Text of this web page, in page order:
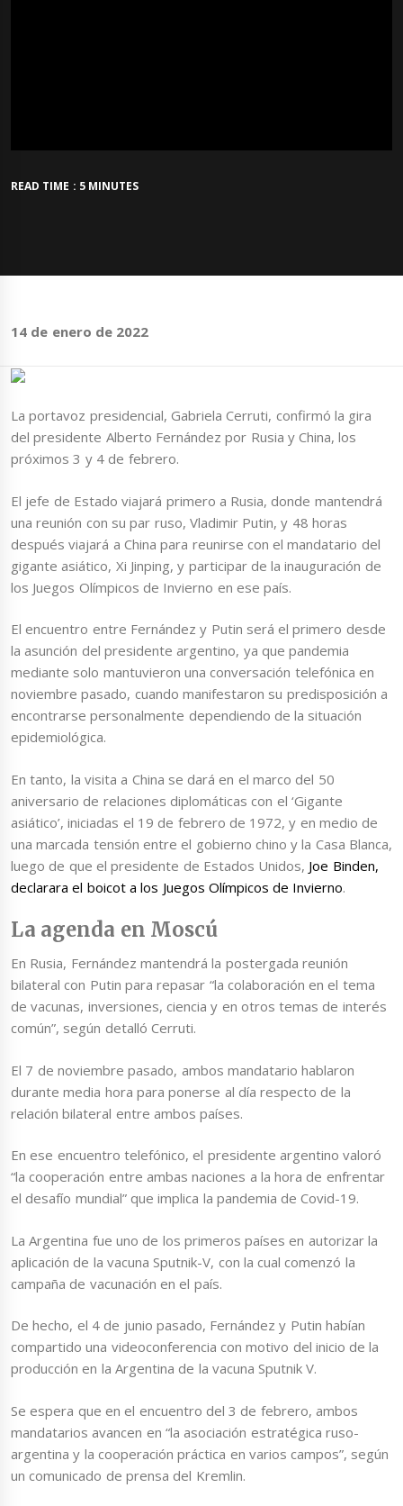
READ TIME : 5 MINUTES
14 de enero de 2022
La portavoz presidencial, Gabriela Cerruti, confirmó la gira
del presidente Alberto Fernández por Rusia y China, los
próximos 3 y 4 de febrero.
El jefe de Estado viajará primero a Rusia, donde mantendrá
una reunión con su par ruso, Vladimir Putin, y 48 horas
después viajará a China para reunirse con el mandatario del
gigante asiático, Xi Jinping, y participar de la inauguración de
los Juegos Olímpicos de Invierno en ese país.
El encuentro entre Fernández y Putin será el primero desde
la asunción del presidente argentino, ya que pandemia
mediante solo mantuvieron una conversación telefónica en
noviembre pasado, cuando manifestaron su predisposición a
encontrarse personalmente dependiendo de la situación
epidemiológica.
En tanto, la visita a China se dará en el marco del 50
aniversario de relaciones diplomáticas con el ‘Gigante
asiático’, iniciadas el 19 de febrero de 1972, y en medio de
una marcada tensión entre el gobierno chino y la Casa Blanca,
luego de que el presidente de Estados Unidos, Joe Binden,
declarara el boicot a los Juegos Olímpicos de Invierno.
La agenda en Moscú
En Rusia, Fernández mantendrá la postergada reunión
bilateral con Putin para repasar “la colaboración en el tema
de vacunas, inversiones, ciencia y en otros temas de interés
común”, según detalló Cerruti.
El 7 de noviembre pasado, ambos mandatario hablaron
durante media hora para ponerse al día respecto de la
relación bilateral entre ambos países.
En ese encuentro telefónico, el presidente argentino valoró
“la cooperación entre ambas naciones a la hora de enfrentar
el desafío mundial” que implica la pandemia de Covid-19.
La Argentina fue uno de los primeros países en autorizar la
aplicación de la vacuna Sputnik-V, con la cual comenzó la
campaña de vacunación en el país.
De hecho, el 4 de junio pasado, Fernández y Putin habían
compartido una videoconferencia con motivo del inicio de la
producción en la Argentina de la vacuna Sputnik V.
Se espera que en el encuentro del 3 de febrero, ambos
mandatarios avancen en “la asociación estratégica ruso-
argentina y la cooperación práctica en varios campos”, según
un comunicado de prensa del Kremlin.